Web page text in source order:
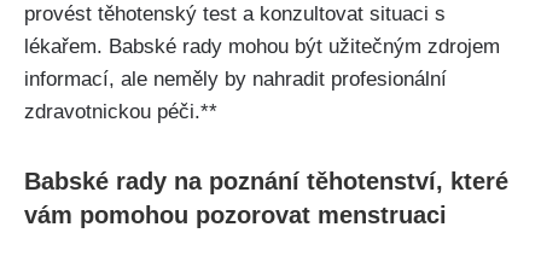
provést těhotenský test a konzultovat situaci s
lékařem. Babské rady mohou být užitečným zdrojem
informací, ale ⁤neměly by nahradit profesionální
zdravotnickou ⁤péči.**
Babské rady na poznání těhotenství, které
vám pomohou pozorovat menstruaci